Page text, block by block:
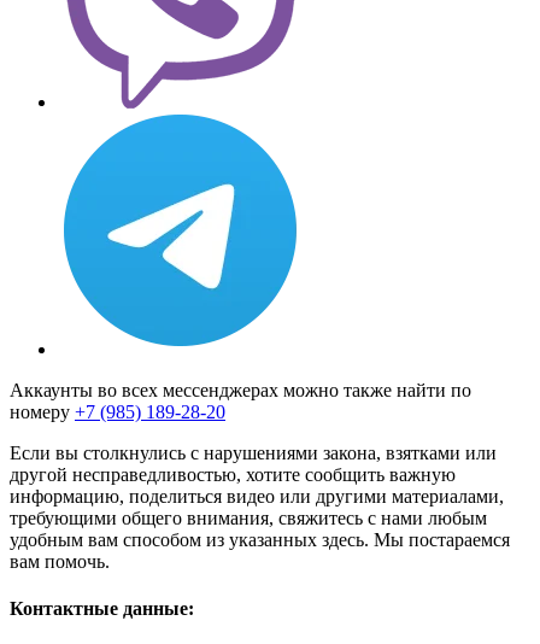
Аккаунты во всех мессенджерах можно также найти по
номеру +7 (985) 189-28-20
Если вы столкнулись с нарушениями закона, взятками или
другой несправедливостью, хотите сообщить важную
информацию, поделиться видео или другими материалами,
требующими общего внимания, свяжитесь с нами любым
удобным вам способом из указанных здесь. Мы постараемся
вам помочь.
Контактные данные: